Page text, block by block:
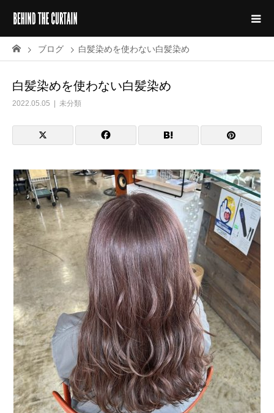
ブログ 白髪染めを使わない白髪染め
白髪染めを使わない白髪染め
2022.05.05 未分類